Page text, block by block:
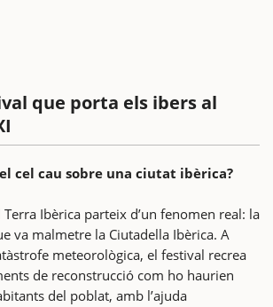
que porta els ibers al
cel cau sobre una ciutat ibèrica?
Ibèrica parteix d’un fenomen real: la
va malmetre la Ciutadella Ibèrica. A
meteorològica, el festival recrea
de reconstrucció com ho haurien
del poblat, amb l’ajuda